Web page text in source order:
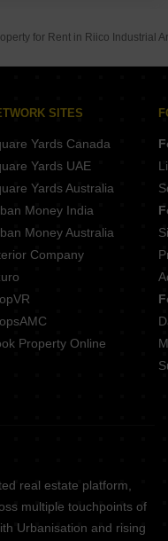
for Rent in Riico Industrial
SITES
Yards Canada
Yards UAE
Yards Australia
Money India
Money Australia
Company
Property Online
real estate platform,
multiple touchpoints of
Urbanisation and rising